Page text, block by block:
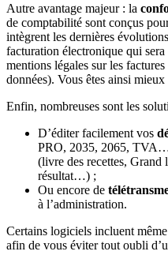
Autre avantage majeur : la
de comptabilité sont conçus
intègrent les dernières
facturation électronique qui
mentions légales sur les
données). Vous êtes ainsi
Enfin, nombreuses sont les
D’éditer facilement vos
PRO, 2035, 2065,
(livre des recettes,
résultat…) ;
Ou encore de
à l’administration.
Certains logiciels incluent
afin de vous éviter tout oubli